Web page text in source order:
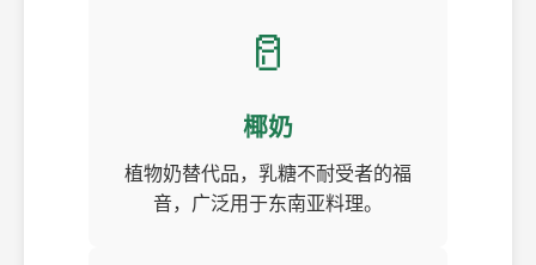
🥛
椰奶
植物奶替代品，乳糖不耐受者的福
音，广泛用于东南亚料理。